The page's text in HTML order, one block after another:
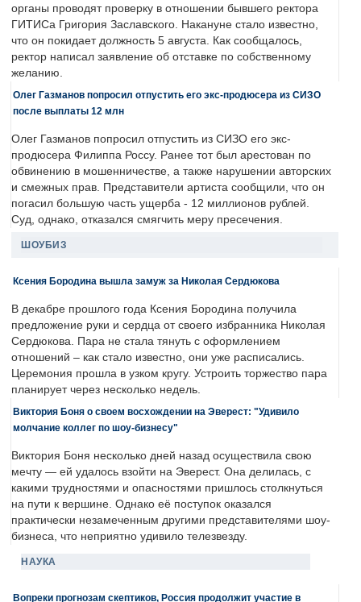
органы проводят проверку в отношении бывшего ректора
ГИТИСа Григория Заславского. Накануне стало известно,
что он покидает должность 5 августа. Как сообщалось,
ректор написал заявление об отставке по собственному
желанию.
Олег Газманов попросил отпустить его экс-продюсера из СИЗО
после выплаты 12 млн
Олег Газманов попросил отпустить из СИЗО его экс-
продюсера Филиппа Россу. Ранее тот был арестован по
обвинению в мошенничестве, а также нарушении авторских
и смежных прав. Представители артиста сообщили, что он
погасил большую часть ущерба - 12 миллионов рублей.
Суд, однако, отказался смягчить меру пресечения.
ШОУБИЗ
Ксения Бородина вышла замуж за Николая Сердюкова
В декабре прошлого года Ксения Бородина получила
предложение руки и сердца от своего избранника Николая
Сердюкова. Пара не стала тянуть с оформлением
отношений – как стало известно, они уже расписались.
Церемония прошла в узком кругу. Устроить торжество пара
планирует через несколько недель.
Виктория Боня о своем восхождении на Эверест: "Удивило
молчание коллег по шоу-бизнесу"
Виктория Боня несколько дней назад осуществила свою
мечту — ей удалось взойти на Эверест. Она делилась, с
какими трудностями и опасностями пришлось столкнуться
на пути к вершине. Однако её поступок оказался
практически незамеченным другими представителями шоу-
бизнеса, что неприятно удивило телезвезду.
НАУКА
Вопреки прогнозам скептиков, Россия продолжит участие в